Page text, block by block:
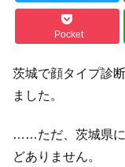
Pocket
茨城で顔タイプ診
ました。
……ただ、茨城県に
どありません。